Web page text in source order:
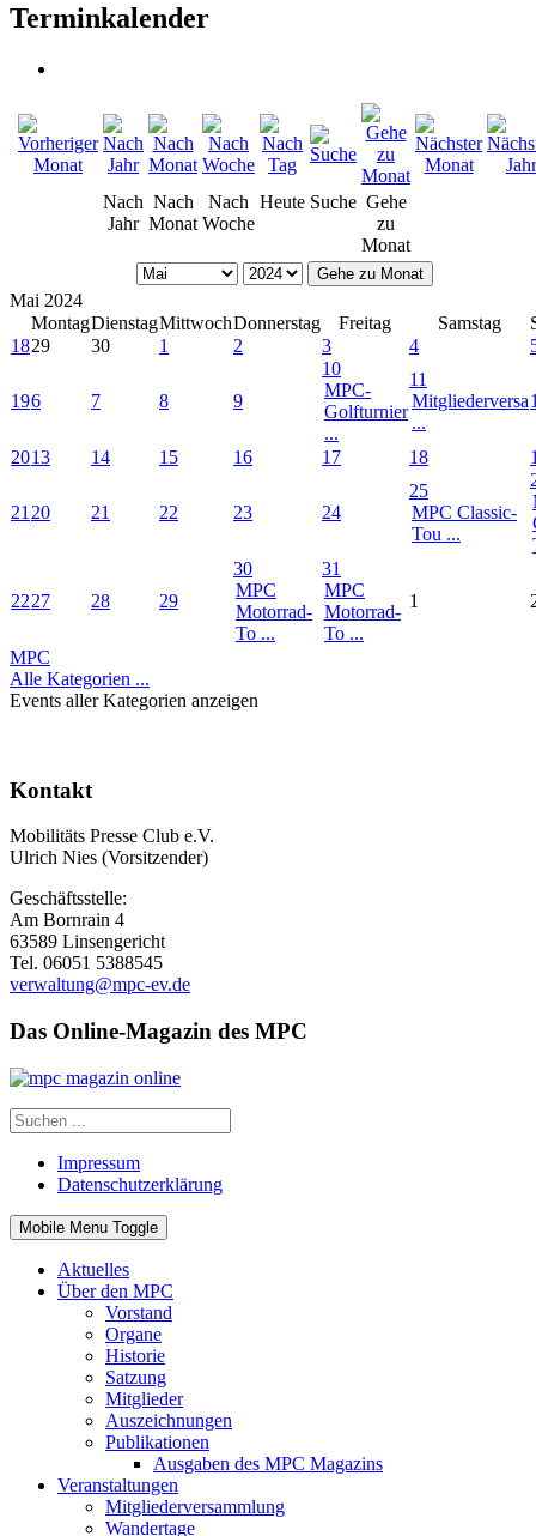
Terminkalender
Nach
Jahr
Nach
Monat
Nach
Woche
Heute Suche Gehe
zu
Monat
Gehe zu Monat
Mai 2024
MontagDienstagMittwochDonnerstag Freitag Samstag
1829 30 1 2 3 4
196 7 8 9
10
MPC-
Golfturnier
...
11
Mitgliederversa
...
2013 14 15 16 17 18
21 20 21 22 23 24
25
MPC Classic-
Tou ...
2227 28 29
30
MPC
Motorrad-
To ...
31
MPC
Motorrad-
To ...
1
MPC
Alle Kategorien ...
Events aller Kategorien anzeigen
Kontakt
Mobilitäts Presse Club e.V.
Ulrich Nies (Vorsitzender)
Geschäftsstelle:
Am Bornrain 4
63589 Linsengericht
Tel. 06051 5388545
verwaltung@mpc-ev.de
Das Online-Magazin des MPC
Impressum
Datenschutzerklärung
Mobile Menu Toggle
Aktuelles
Über den MPC
Vorstand
Organe
Historie
Satzung
Mitglieder
Auszeichnungen
Publikationen
Ausgaben des MPC Magazins
Veranstaltungen
Mitgliederversammlung
Wandertage